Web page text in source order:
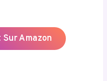
Amazon